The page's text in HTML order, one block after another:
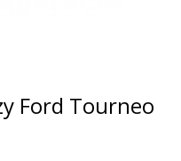
Ford Tourneo